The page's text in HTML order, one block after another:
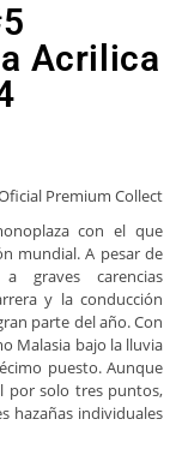
Acrilica
Premium Collect
con el que
mundial. A pesar de
graves carencias
y la conducción
parte del año. Con
Malasia bajo la lluvia
puesto. Aunque
por solo tres puntos,
hazañas individuales